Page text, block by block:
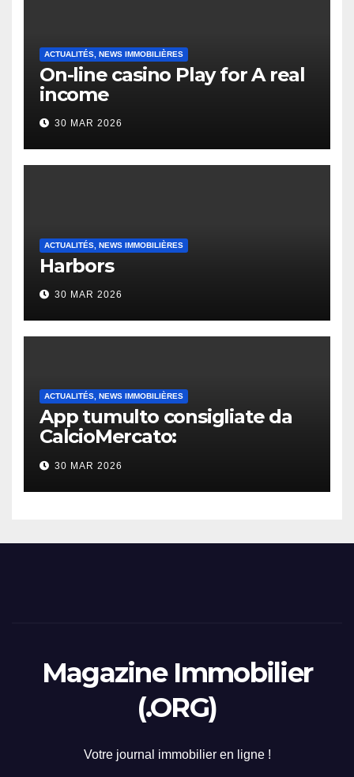
ACTUALITÉS, NEWS IMMOBILIÈRES
On-line casino Play for A real
income
30 MAR 2026
ACTUALITÉS, NEWS IMMOBILIÈRES
Harbors
30 MAR 2026
ACTUALITÉS, NEWS IMMOBILIÈRES
App tumulto consigliate da
CalcioMercato:
considerazione di gennaio
2026
30 MAR 2026
Magazine Immobilier
(.ORG)
Votre journal immobilier en ligne !